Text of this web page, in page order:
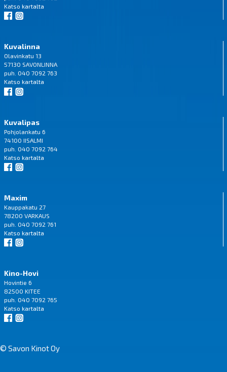
Katso kartalta
Kuvalinna
Olavinkatu 13
57130 SAVONLINNA
puh. 040 7092 763
Katso kartalta
Kuvalipas
Pohjolankatu 6
74100 IISALMI
puh. 040 7092 764
Katso kartalta
Maxim
Kauppakatu 27
78200 VARKAUS
puh. 040 7092 761
Katso kartalta
Kino-Hovi
Hovintie 6
82500 KITEE
puh. 040 7092 765
Katso kartalta
© Savon Kinot Oy